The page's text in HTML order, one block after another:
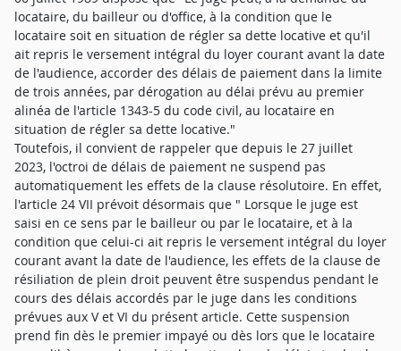
locataire, du bailleur ou d'office, à la condition que le
locataire soit en situation de régler sa dette locative et qu'il
ait repris le versement intégral du loyer courant avant la date
de l'audience, accorder des délais de paiement dans la limite
de trois années, par dérogation au délai prévu au premier
alinéa de l'article 1343-5 du code civil, au locataire en
situation de régler sa dette locative."
Toutefois, il convient de rappeler que depuis le 27 juillet
2023, l'octroi de délais de paiement ne suspend pas
automatiquement les effets de la clause résolutoire. En effet,
l'article 24 VII prévoit désormais que " Lorsque le juge est
saisi en ce sens par le bailleur ou par le locataire, et à la
condition que celui-ci ait repris le versement intégral du loyer
courant avant la date de l'audience, les effets de la clause de
résiliation de plein droit peuvent être suspendus pendant le
cours des délais accordés par le juge dans les conditions
prévues aux V et VI du présent article. Cette suspension
prend fin dès le premier impayé ou dès lors que le locataire